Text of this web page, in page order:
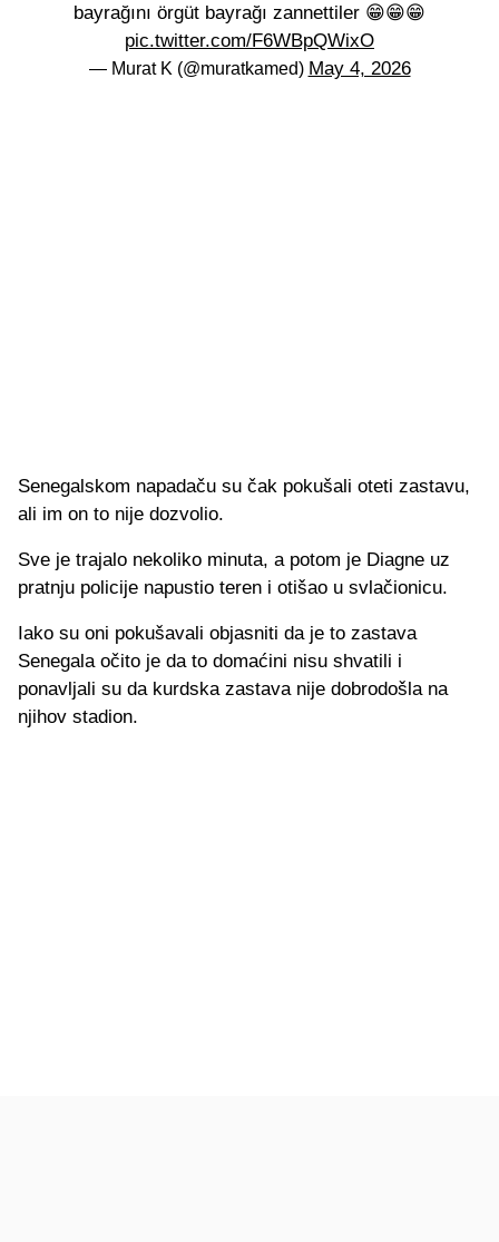
bayrağını örgüt bayrağı zannettiler 😁😁😁
pic.twitter.com/F6WBpQWixO
— Murat K (@muratkamed) May 4, 2026
Senegalskom napadaču su čak pokušali oteti zastavu,
ali im on to nije dozvolio.
Sve je trajalo nekoliko minuta, a potom je Diagne uz
pratnju policije napustio teren i otišao u svlačionicu.
Iako su oni pokušavali objasniti da je to zastava
Senegala očito je da to domaćini nisu shvatili i
ponavljali su da kurdska zastava nije dobrodošla na
njihov stadion.